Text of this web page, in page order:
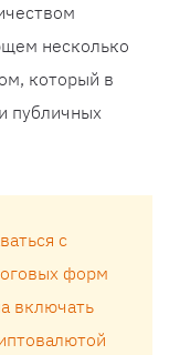
несколько
который в
публичных
с
форм
включать